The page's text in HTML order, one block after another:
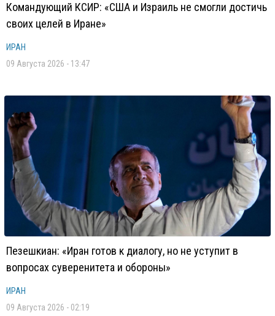
Командующий КСИР: «США и Израиль не смогли достичь
своих целей в Иране»
ИРАН
09 Августа 2026 - 13:47
Пезешкиан: «Иран готов к диалогу, но не уступит в
вопросах суверенитета и обороны»
ИРАН
09 Августа 2026 - 02:19